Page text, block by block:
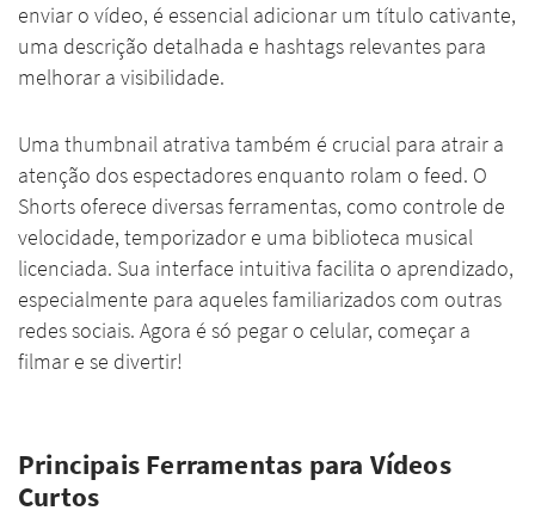
enviar o vídeo, é essencial adicionar um título cativante,
uma descrição detalhada e hashtags relevantes para
melhorar a visibilidade.
Uma thumbnail atrativa também é crucial para atrair a
atenção dos espectadores enquanto rolam o feed. O
Shorts oferece diversas ferramentas, como controle de
velocidade, temporizador e uma biblioteca musical
licenciada. Sua interface intuitiva facilita o aprendizado,
especialmente para aqueles familiarizados com outras
redes sociais. Agora é só pegar o celular, começar a
filmar e se divertir!
Principais Ferramentas para Vídeos
Curtos